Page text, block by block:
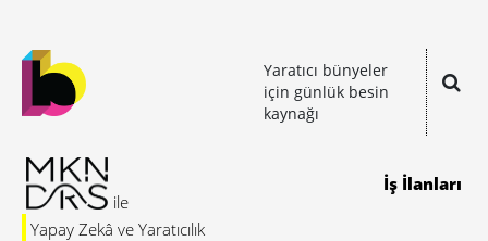
Yaratıcı bünyeler
için günlük besin
kaynağı
Yapay Zekâ ve Yaratıcılık
İş İlanları